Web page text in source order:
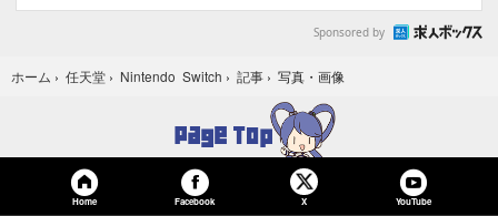
Sponsored by
ホーム › 任天堂 › Nintendo Switch › 記事 › 写真・画像
Home Facebook X YouTube